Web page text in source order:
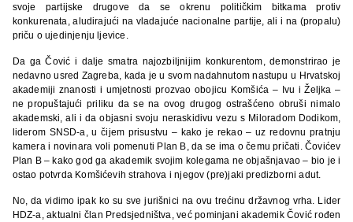
svoje partijske drugove da se okrenu političkim bitkama protiv
konkurenata, aludirajući na vladajuće nacionalne partije, ali i na (propalu)
priču o ujedinjenju ljevice.
Da ga Čović i dalje smatra najozbiljnijim konkurentom, demonstrirao je
nedavno usred Zagreba, kada je u svom nadahnutom nastupu u Hrvatskoj
akademiji znanosti i umjetnosti prozvao obojicu Komšića – Ivu i Željka –
ne propuštajući priliku da se na ovog drugog ostrašćeno obruši nimalo
akademski, ali i da objasni svoju neraskidivu vezu s Miloradom Dodikom,
liderom SNSD-a, u čijem prisustvu – kako je rekao – uz redovnu pratnju
kamera i novinara voli pomenuti Plan B, da se ima o čemu pričati. Čovićev
Plan B – kako god ga akademik svojim kolegama ne objašnjavao – bio je i
ostao potvrda Komšićevih strahova i njegov (pre)jaki predizborni adut.
No, da vidimo ipak ko su sve jurišnici na ovu trećinu državnog vrha. Lider
HDZ-a, aktualni član Predsjedništva, već pominjani akademik Čović rođen